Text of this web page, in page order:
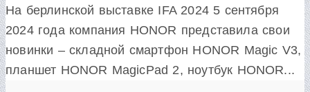
На берлинской выставке IFA 2024 5 сентября
2024 года компания HONOR представила свои
новинки – складной смартфон HONOR Magic V3,
планшет HONOR MagicPad 2, ноутбук HONOR...